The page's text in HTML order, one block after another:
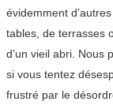
évidemment
tables, de terrasses
d’un vieil abri. Nous
si vous tentez
frustré par le